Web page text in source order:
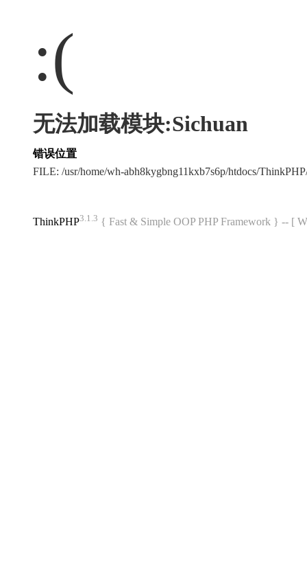
:(
无法加载模块:Sichuan
错误位置
FILE: /usr/home/wh-abh8kygbng11kxb7s6p/htdocs/
ThinkPHP3.1.3 { Fast & Simple OOP PHP Framework } -- [